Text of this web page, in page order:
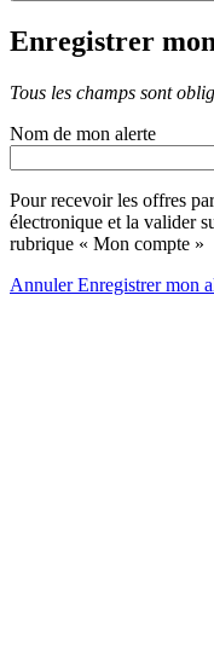
Enregistrer
Tous les champs sont
Nom de mon alerte
Pour recevoir les offres
électronique et la valider
rubrique « Mon compte »
AnnulerEnregistrer mon